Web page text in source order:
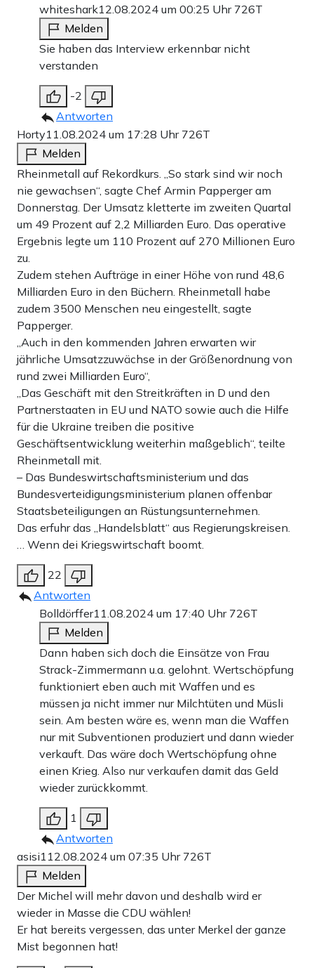
whiteshark12.08.2024 um 00:25 Uhr 726T
Melden
Sie haben das Interview erkennbar nicht
verstanden
-2
Antworten
Horty11.08.2024 um 17:28 Uhr 726T
Melden
Rheinmetall auf Rekordkurs. „So stark sind wir noch
nie gewachsen“, sagte Chef Armin Papperger am
Donnerstag. Der Umsatz kletterte im zweiten Quartal
um 49 Prozent auf 2,2 Milliarden Euro. Das operative
Ergebnis legte um 110 Prozent auf 270 Millionen Euro
zu.
Zudem stehen Aufträge in einer Höhe von rund 48,6
Milliarden Euro in den Büchern. Rheinmetall habe
zudem 3500 Menschen neu eingestellt, sagte
Papperger.
„Auch in den kommenden Jahren erwarten wir
jährliche Umsatzzuwächse in der Größenordnung von
rund zwei Milliarden Euro“,
„Das Geschäft mit den Streitkräften in D und den
Partnerstaaten in EU und NATO sowie auch die Hilfe
für die Ukraine treiben die positive
Geschäftsentwicklung weiterhin maßgeblich“, teilte
Rheinmetall mit.
– Das Bundeswirtschaftsministerium und das
Bundesverteidigungsministerium planen offenbar
Staatsbeteiligungen an Rüstungsunternehmen.
Das erfuhr das „Handelsblatt“ aus Regierungskreisen.
… Wenn dei Kriegswirtschaft boomt.
22
Antworten
Bolldörffer11.08.2024 um 17:40 Uhr 726T
Melden
Dann haben sich doch die Einsätze von Frau
Strack-Zimmermann u.a. gelohnt. Wertschöpfung
funktioniert eben auch mit Waffen und es
müssen ja nicht immer nur Milchtüten und Müsli
sein. Am besten wäre es, wenn man die Waffen
nur mit Subventionen produziert und dann wieder
verkauft. Das wäre doch Wertschöpfung ohne
einen Krieg. Also nur verkaufen damit das Geld
wieder zurückkommt.
1
Antworten
asisi1 12.08.2024 um 07:35 Uhr 726T
Melden
Der Michel will mehr davon und deshalb wird er
wieder in Masse die CDU wählen!
Er hat bereits vergessen, das unter Merkel der ganze
Mist begonnen hat!